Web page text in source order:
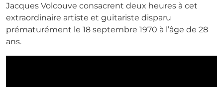
Jacques Volcouve consacrent deux heures à cet
extraordinaire artiste et guitariste disparu
prématurément le 18 septembre 1970 à l’âge de 28
ans.